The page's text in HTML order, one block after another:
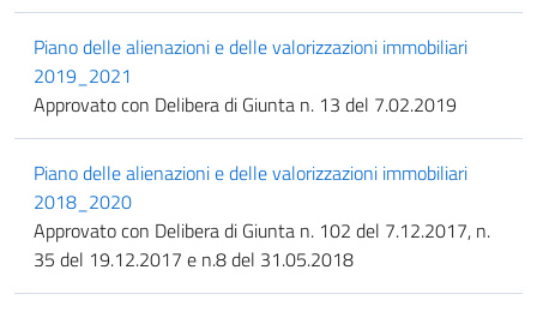
Piano delle alienazioni e delle valorizzazioni immobiliari
2019_2021
Approvato con Delibera di Giunta n. 13 del 7.02.2019
Piano delle alienazioni e delle valorizzazioni immobiliari
2018_2020
Approvato con Delibera di Giunta n. 102 del 7.12.2017, n.
35 del 19.12.2017 e n.8 del 31.05.2018